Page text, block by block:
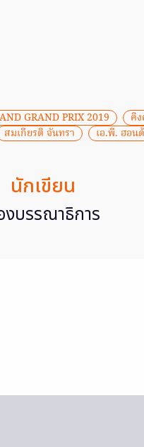
GRAND PRIX 2019
คิ
สมเกียรติ จันทรา เอ.พี. ฮอนด้
นักเขียน
งบรรณาธิการ